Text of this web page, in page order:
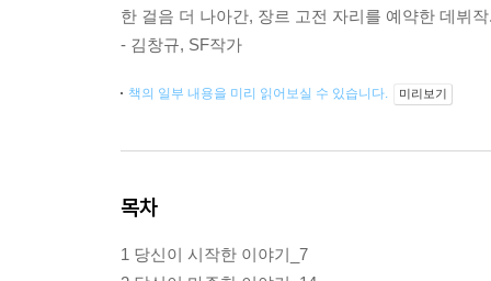
한 걸음 더 나아간, 장르 고전 자리를 예약한 데뷔
- 김창규, SF작가
책의 일부 내용을 미리 읽어보실 수 있습니다. 미리보기
목차
1 당신이 시작한 이야기_7